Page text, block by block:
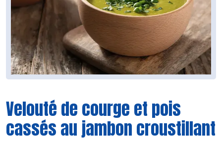
Velouté de courge et pois
cassés au jambon croustillant